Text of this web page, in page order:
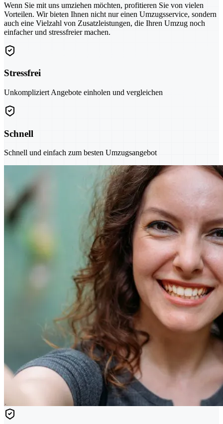
Wenn Sie mit uns umziehen möchten, profitieren Sie von vielen
Vorteilen. Wir bieten Ihnen nicht nur einen Umzugsservice, sondern
auch eine Vielzahl von Zusatzleistungen, die Ihren Umzug noch
einfacher und stressfreier machen.
Stressfrei
Unkompliziert Angebote einholen und vergleichen
Schnell
Schnell und einfach zum besten Umzugsangebot